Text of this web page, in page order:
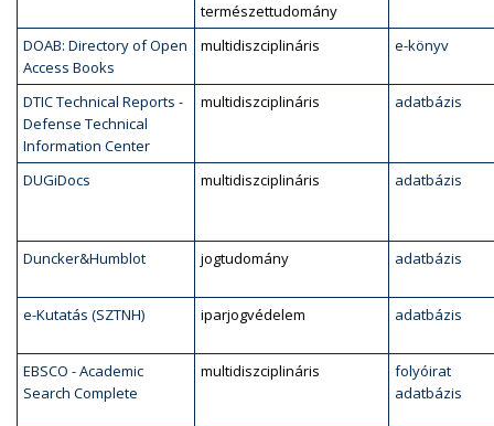
természettudomány
DOAB: Directory of Open
Access Books
multidiszciplináris e-könyv
DTIC Technical Reports -
Defense Technical
Information Center
multidiszciplináris adatbázis
DUGiDocs multidiszciplináris adatbázis
Duncker&Humblot jogtudomány adatbázis
e-Kutatás (SZTNH) iparjogvédelem adatbázis
EBSCO - Academic
Search Complete
multidiszciplináris
folyóirat
adatbázis